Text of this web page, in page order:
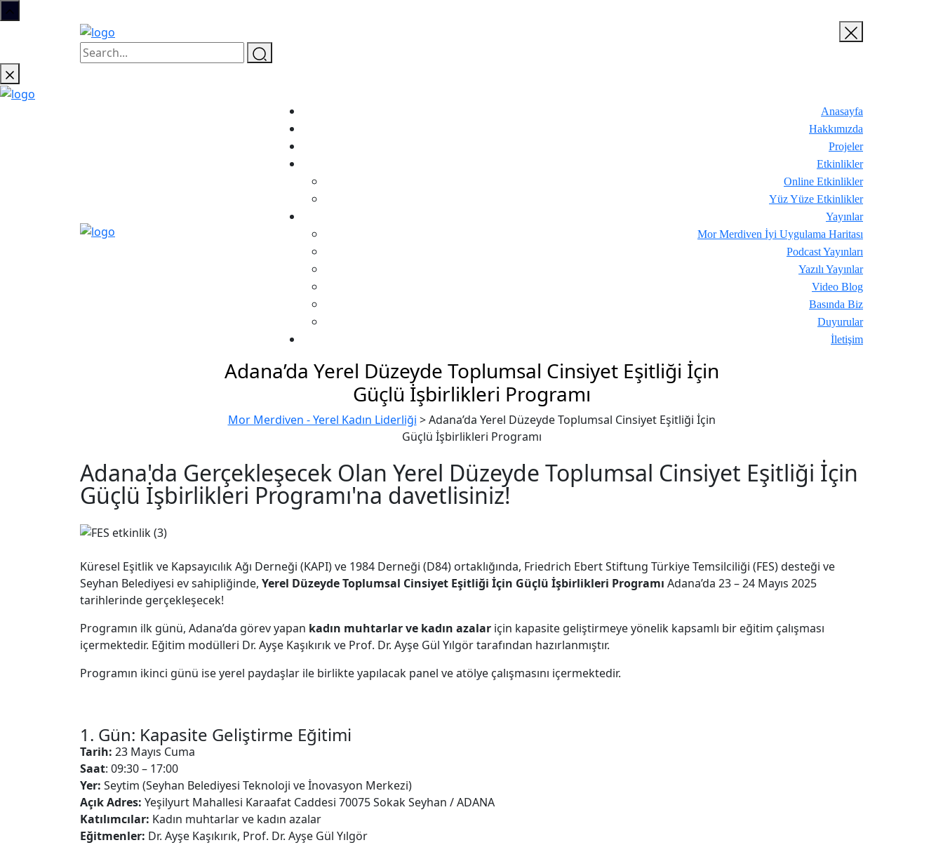
Anasayfa
Hakkımızda
Projeler
Etkinlikler
Online Etkinlikler
Yüz Yüze Etkinlikler
Yayınlar
Mor Merdiven İyi Uygulama Haritası
Podcast Yayınları
Yazılı Yayınlar
Video Blog
Basında Biz
Duyurular
İletişim
Adana’da Yerel Düzeyde Toplumsal Cinsiyet Eşitliği İçin
Güçlü İşbirlikleri Programı
Mor Merdiven - Yerel Kadın Liderliği >Adana’da Yerel Düzeyde Toplumsal Cinsiyet Eşitliği İçin
Güçlü İşbirlikleri Programı
Adana'da Gerçekleşecek Olan Yerel Düzeyde Toplumsal Cinsiyet Eşitliği İçin
Güçlü İşbirlikleri Programı'na davetlisiniz!
Küresel Eşitlik ve Kapsayıcılık Ağı Derneği (KAPI) ve 1984 Derneği (D84) ortaklığında, Friedrich Ebert Stiftung Türkiye Temsilciliği (FES) desteği ve
Seyhan Belediyesi ev sahipliğinde, Yerel Düzeyde Toplumsal Cinsiyet Eşitliği İçin Güçlü İşbirlikleri Programı Adana’da 23 – 24 Mayıs 2025
tarihlerinde gerçekleşecek!
Programın ilk günü, Adana’da görev yapan kadın muhtarlar ve kadın azalar için kapasite geliştirmeye yönelik kapsamlı bir eğitim çalışması
içermektedir. Eğitim modülleri Dr. Ayşe Kaşıkırık ve Prof. Dr. Ayşe Gül Yılgör tarafından hazırlanmıştır.
Programın ikinci günü ise yerel paydaşlar ile birlikte yapılacak panel ve atölye çalışmasını içermektedir.
1. Gün: Kapasite Geliştirme Eğitimi
Tarih: 23 Mayıs Cuma
Saat: 09:30 – 17:00
Yer: Seytim (Seyhan Belediyesi Teknoloji ve İnovasyon Merkezi)
Açık Adres: Yeşilyurt Mahallesi Karaafat Caddesi 70075 Sokak Seyhan / ADANA
Katılımcılar: Kadın muhtarlar ve kadın azalar
Eğitmenler: Dr. Ayşe Kaşıkırık, Prof. Dr. Ayşe Gül Yılgör